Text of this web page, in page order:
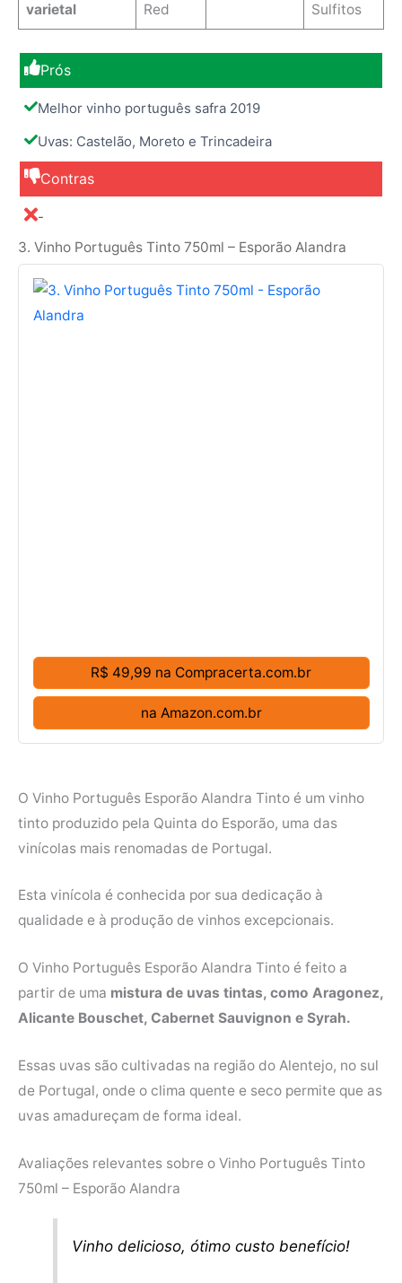
varietal
Red
Sulfitos
Prós
Melhor vinho português safra 2019
Uvas: Castelão, Moreto e Trincadeira
Contras
-
3. Vinho Português Tinto 750ml – Esporão Alandra
R$ 49,99 na Compracerta.com.br
na Amazon.com.br
O Vinho Português Esporão Alandra Tinto é um vinho
tinto produzido pela Quinta do Esporão, uma das
vinícolas mais renomadas de Portugal.
Esta vinícola é conhecida por sua dedicação à
qualidade e à produção de vinhos excepcionais.
O Vinho Português Esporão Alandra Tinto é feito a
partir de uma mistura de uvas tintas, como Aragonez,
Alicante Bouschet, Cabernet Sauvignon e Syrah.
Essas uvas são cultivadas na região do Alentejo, no sul
de Portugal, onde o clima quente e seco permite que as
uvas amadureçam de forma ideal.
Avaliações relevantes sobre o Vinho Português Tinto
750ml – Esporão Alandra
Vinho delicioso, ótimo custo benefício!